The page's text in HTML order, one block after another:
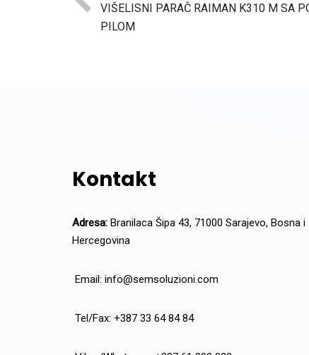
VIŠELISNI PARAČ RAIMAN K310 M SA
PILOM
Kontakt
Adresa: Branilaca Šipa 43, 71000 Sarajevo, Bosna i
Hercegovina
Email: info@semsoluzioni.com
Tel/Fax: +387 33 64 84 84